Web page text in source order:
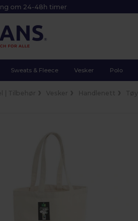
om 24-48h timer
Sweats & Fleece Vesker Polo